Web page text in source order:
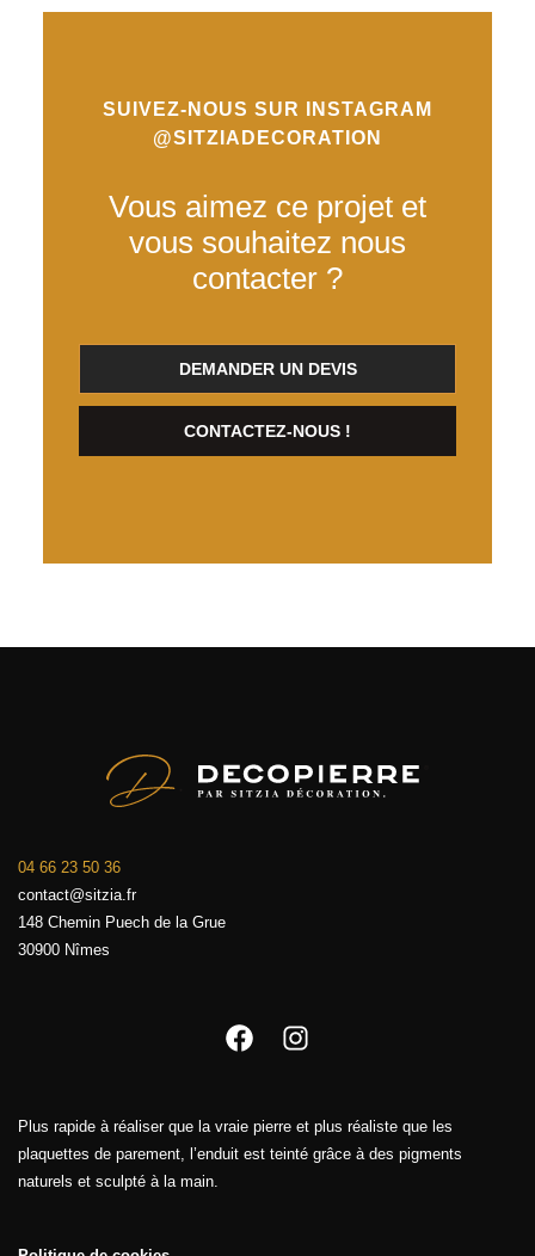
Vous aimez ce projet et
vous souhaitez nous
contacter ?
SUIVEZ-NOUS SUR INSTAGRAM
@SITZIADECORATION
DEMANDER UN DEVIS
CONTACTEZ-NOUS !
04 66 23 50 36
contact@sitzia.fr
148 Chemin Puech de la Grue
30900 Nîmes
Facebook
Plus rapide à réaliser que la vraie pierre et plus réaliste que les
plaquettes de parement, l’enduit est teinté grâce à des pigments
naturels et sculpté à la main.